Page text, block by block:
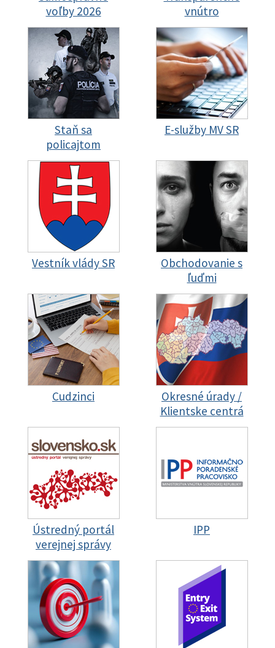
voľby 2026
vnútro
Staň sa
policajtom
E-služby MV SR
Vestník vlády SR
Obchodovanie s
ľuďmi
Cudzinci
Okresné úrady /
Klientske centrá
Ústredný portál
verejnej správy
IPP